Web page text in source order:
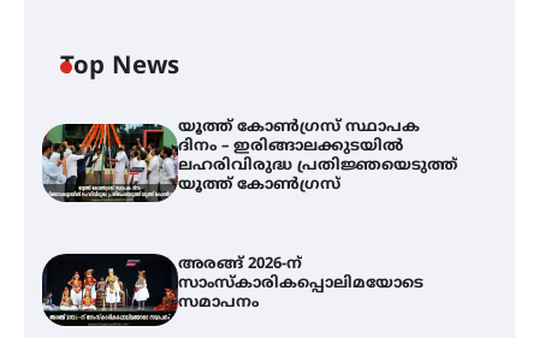
Top News
യൂത്ത് കോൺഗ്രസ്‌ സ്ഥാപക
ദിനം – ഇരിങ്ങാലക്കുടയിൽ
ലഹരിവിരുദ്ധ പ്രതിജ്ഞയെടുത്ത്
യൂത്ത് കോൺഗ്രസ്
അരങ്ങ് 2026-ന്
സാംസ്കാരികപ്പൊലിമയോടെ
സമാപനം